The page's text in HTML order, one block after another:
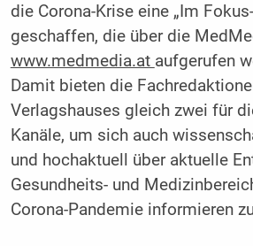
die Corona-Krise eine „Im
geschaffen, die über die
www.medmedia.at aufgerufen
Damit bieten die
Verlagshauses gleich zwei für
Kanäle, um sich auch
und hochaktuell über aktuelle
Gesundheits- und
Corona-Pandemie informieren